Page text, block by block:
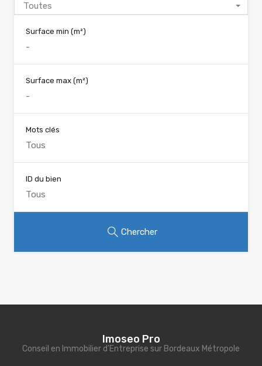
Toutes
Surface min (m²)
Surface max (m²)
Mots clés
ID du bien
Chercher
Imoseo Pro
Conseil en Immobilier d'Entreprise sur Bordeaux Métropole